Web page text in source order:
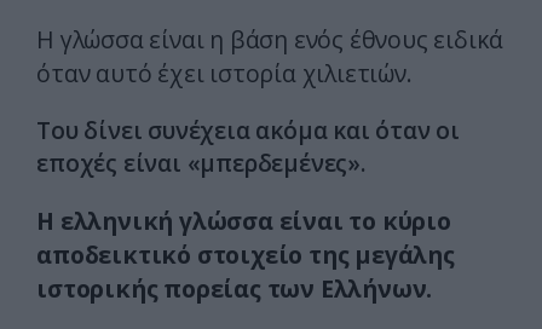
Η γλώσσα είναι η βάση ενός έθνους ειδικά
όταν αυτό έχει ιστορία χιλιετιών.
Του δίνει συνέχεια ακόμα και όταν οι
εποχές είναι «μπερδεμένες».
Η ελληνική γλώσσα είναι το κύριο
αποδεικτικό στοιχείο της μεγάλης
ιστορικής πορείας των Ελλήνων.